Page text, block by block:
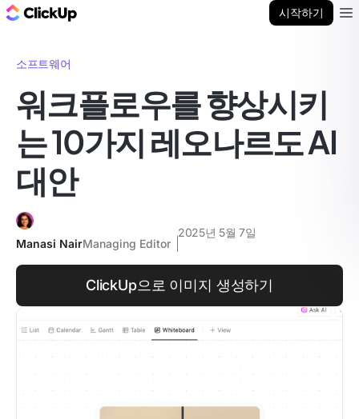
시작하기
소프트웨어
워크플로우를 향상시키
는 10가지 레오나르도 AI
대안
Manasi NairManaging Editor
2025년 5월 7일
ClickUp으로 이미지 생성하기